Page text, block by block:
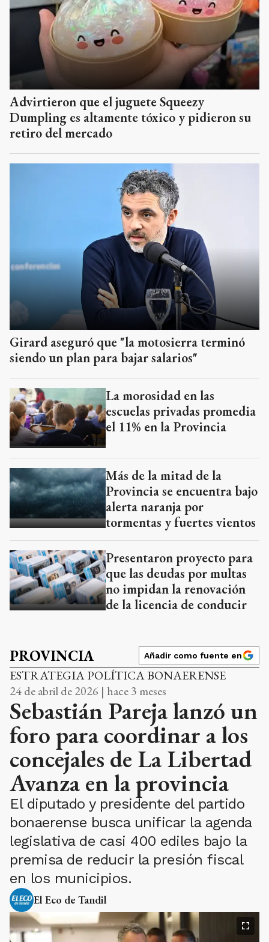
Advirtieron que el juguete Squeezy
Dumpling es altamente tóxico y pidieron su
retiro del mercado
Girard aseguró que "la motosierra terminó
siendo un plan para bajar salarios"
La morosidad en las
escuelas privadas promedia
el 11% en la Provincia
Más de la mitad de la
Provincia se encuentra bajo
alerta naranja por
tormentas y fuertes vientos
Presentaron proyecto para
que las deudas por multas
no impidan la renovación
de la licencia de conducir
PROVINCIA Añadir como fuente en
ESTRATEGIA POLÍTICA BONAERENSE
24 de abril de 2026 | hace 3 meses
Sebastián Pareja lanzó un
foro para coordinar a los
concejales de La Libertad
Avanza en la provincia
El diputado y presidente del partido
bonaerense busca unificar la agenda
legislativa de casi 400 ediles bajo la
premisa de reducir la presión fiscal
en los municipios.
El Eco de Tandil